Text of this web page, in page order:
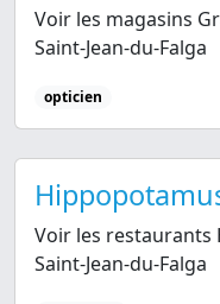
Voir les magasins
Saint-Jean-du-Falga
opticien
Voir les
Saint-Jean-du-Falga